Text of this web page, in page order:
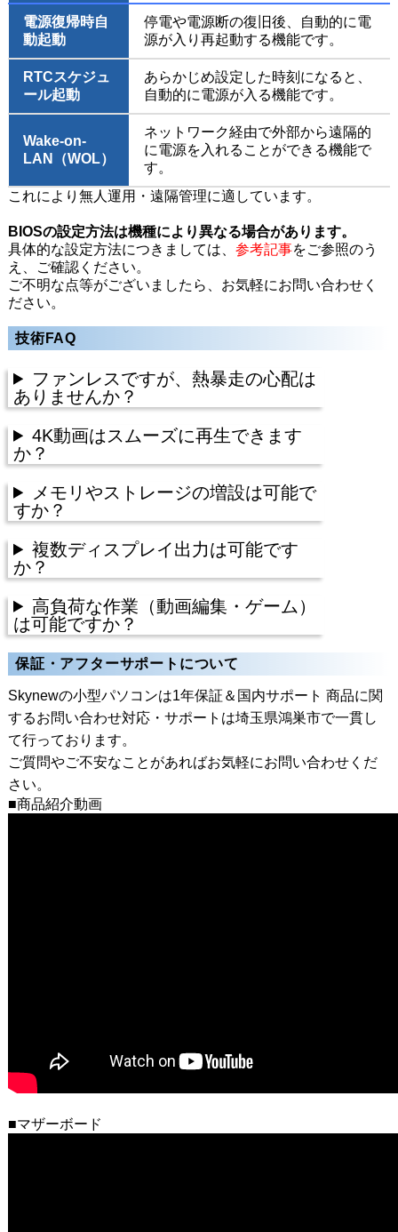
電源復帰時自
動起動
停電や電源断の復旧後、自動的に電
源が入り再起動する機能です。
RTCスケジュ
ール起動
あらかじめ設定した時刻になると、
自動的に電源が入る機能です。
Wake-on-
LAN（WOL）
ネットワーク経由で外部から遠隔的
に電源を入れることができる機能で
す。
これにより無人運用・遠隔管理に適しています。
BIOSの設定方法は機種により異なる場合があります。
具体的な設定方法につきましては、 参考記事をご参照のう
え、ご確認ください。
ご不明な点等がございましたら、お気軽にお問い合わせく
ださい。
技術FAQ
ファンレスですが、熱暴走の心配は
ありませんか？
4K動画はスムーズに再生できます
か？
メモリやストレージの増設は可能で
すか？
複数ディスプレイ出力は可能です
か？
高負荷な作業（動画編集・ゲーム）
は可能ですか？
保証・アフターサポートについて
Skynewの小型パソコンは1年保証＆国内サポート 商品に関
するお問い合わせ対応・サポートは埼玉県鴻巣市で一貫し
て行っております。
ご質問やご不安なことがあればお気軽にお問い合わせくだ
さい。
■商品紹介動画
■マザーボード